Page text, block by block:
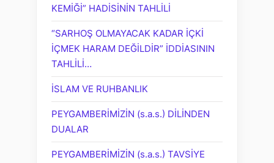
KEMİĞİ” HADİSİNİN TAHLİLİ
“SARHOŞ OLMAYACAK KADAR İÇKİ
İÇMEK HARAM DEĞİLDİR” İDDİASININ
TAHLİLİ…
İSLAM VE RUHBANLIK
PEYGAMBERİMİZİN (s.a.s.) DİLİNDEN
DUALAR
PEYGAMBERİMİZİN (s.a.s.) TAVSİYE